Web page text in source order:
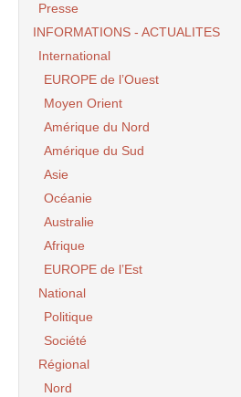
Presse
INFORMATIONS - ACTUALITES
International
EUROPE de l’Ouest
Moyen Orient
Amérique du Nord
Amérique du Sud
Asie
Océanie
Australie
Afrique
EUROPE de l’Est
National
Politique
Société
Régional
Nord